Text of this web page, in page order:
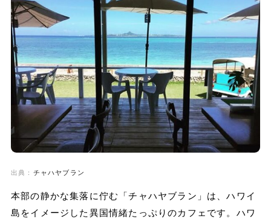
出典： チャハヤブラン
本部の静かな集落に佇む「チャハヤブラン」は、ハワイ
島をイメージした異国情緒たっぷりのカフェです。ハワ